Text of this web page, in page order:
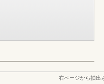
右ページから抽出